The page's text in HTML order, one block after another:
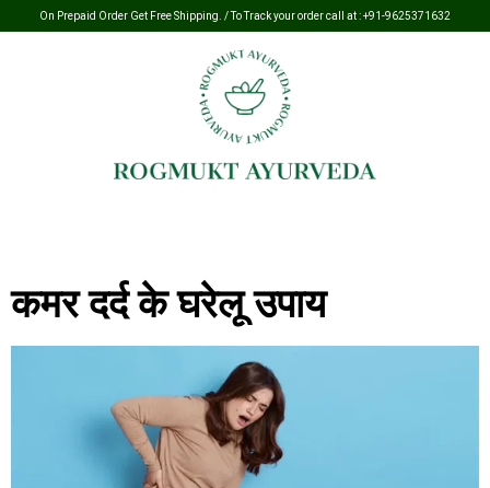
On Prepaid Order Get Free Shipping. / To Track your order call at :+91-9625371632
कमर दर्द के घरेलू उपाय